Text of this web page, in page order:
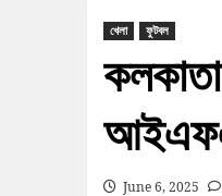
খেলা ফুটবল
June 6, 2025